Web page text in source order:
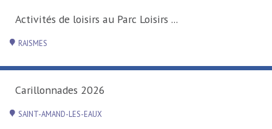
Activités de loisirs au Parc Loisirs ...
RAISMES
Carillonnades 2026
SAINT-AMAND-LES-EAUX